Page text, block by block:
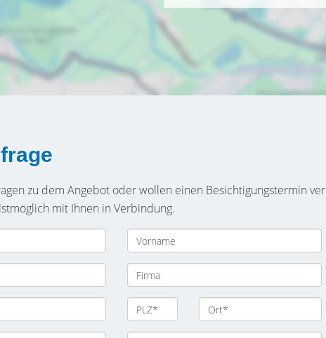
zu dem Angebot oder wollen einen Besichtigungstermin
mit Ihnen in Verbindung.